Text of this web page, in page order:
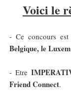
Voici le
- Ce concours
Belgique, le
- Etre
Friend Connect.